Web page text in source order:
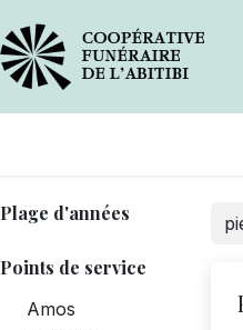
Plage d'années
Points de service
Amos